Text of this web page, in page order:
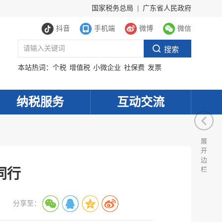
国家税务总局 广东省人民政府
抖音 手机端 微博 微信
本站热词： 个税 增值税 小微企业 社保费 发票
纳税服务 互动交流
行
分享至：
展
开
边
栏